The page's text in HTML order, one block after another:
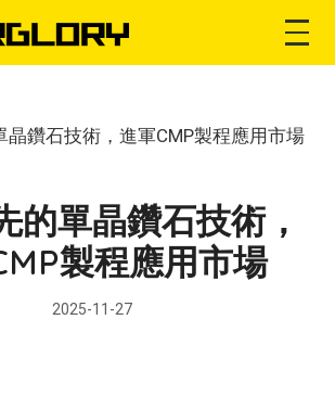
的單晶鑽石技術，
製程應用市場
2025-11-27